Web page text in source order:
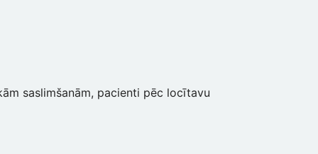
saslimšanām, pacienti pēc locītavu